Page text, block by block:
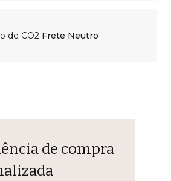
de CO2 Frete Neutro
de compra